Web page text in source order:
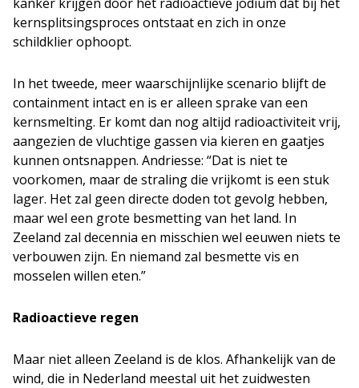
kernsplitsingsproces ontstaat en zich in onze
schildklier ophoopt.
In het tweede, meer waarschijnlijke scenario blijft de
containment intact en is er alleen sprake van een
kernsmelting. Er komt dan nog altijd radioactiviteit vrij,
aangezien de vluchtige gassen via kieren en gaatjes
kunnen ontsnappen. Andriesse: “Dat is niet te
voorkomen, maar de straling die vrijkomt is een stuk
lager. Het zal geen directe doden tot gevolg hebben,
maar wel een grote besmetting van het land. In
Zeeland zal decennia en misschien wel eeuwen niets te
verbouwen zijn. En niemand zal besmette vis en
mosselen willen eten.”
Radioactieve regen
Maar niet alleen Zeeland is de klos. Afhankelijk van de
wind, die in Nederland meestal uit het zuidwesten